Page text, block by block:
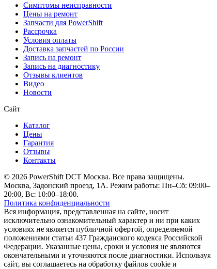
Симптомы неисправности
Цены на ремонт
Запчасти для PowerShift
Рассрочка
Условия оплаты
Доставка запчастей по России
Запись на ремонт
Запись на диагностику
Отзывы клиентов
Видео
Новости
Сайт
Каталог
Цены
Гарантия
Отзывы
Контакты
© 2026 PowerShift DCT Москва. Все права защищены.
Москва, Задонский проезд, 1А. Режим работы: Пн–Сб: 09:00–
20:00, Вс: 10:00–18:00.
Политика конфиденциальности
Вся информация, представленная на сайте, носит
исключительно ознакомительный характер и ни при каких
условиях не является публичной офертой, определяемой
положениями статьи 437 Гражданского кодекса Российской
Федерации. Указанные цены, сроки и условия не являются
окончательными и уточняются после диагностики. Используя
сайт, вы соглашаетесь на обработку файлов cookie и